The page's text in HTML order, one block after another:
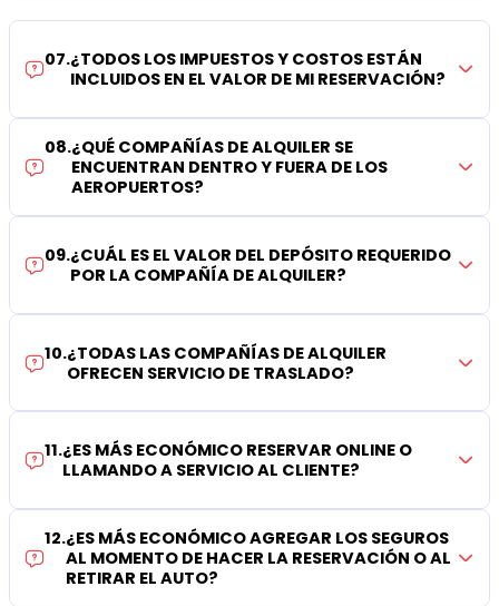
07.¿TODOS LOS IMPUESTOS Y COSTOS ESTÁN
INCLUIDOS EN EL VALOR DE MI RESERVACIÓN?
08.¿QUÉ COMPAÑÍAS DE ALQUILER SE
ENCUENTRAN DENTRO Y FUERA DE LOS
AEROPUERTOS?
09.¿CUÁL ES EL VALOR DEL DEPÓSITO REQUERIDO
POR LA COMPAÑÍA DE ALQUILER?
10.¿TODAS LAS COMPAÑÍAS DE ALQUILER
OFRECEN SERVICIO DE TRASLADO?
11.¿ES MÁS ECONÓMICO RESERVAR ONLINE O
LLAMANDO A SERVICIO AL CLIENTE?
12.¿ES MÁS ECONÓMICO AGREGAR LOS SEGUROS
AL MOMENTO DE HACER LA RESERVACIÓN O AL
RETIRAR EL AUTO?